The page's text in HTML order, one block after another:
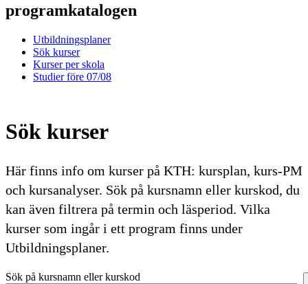
programkatalogen
Utbildningsplaner
Sök kurser
Kurser per skola
Studier före 07/08
Sök kurser
Här finns info om kurser på KTH: kursplan, kurs-PM
och kursanalyser. Sök på kursnamn eller kurskod, du
kan även filtrera på termin och läsperiod. Vilka
kurser som ingår i ett program finns under
Utbildningsplaner.
Sök på kursnamn eller kurskod